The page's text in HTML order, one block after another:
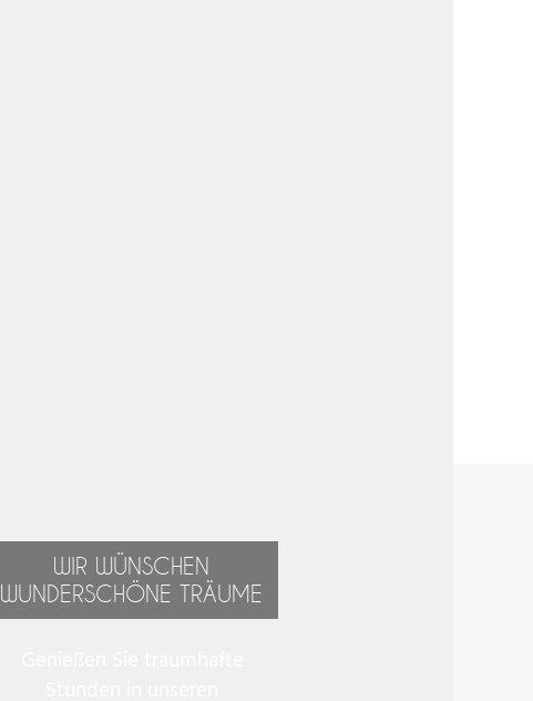
WIR WÜNSCHEN
WUNDERSCHÖNE TRÄUME